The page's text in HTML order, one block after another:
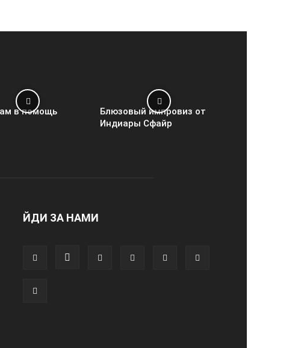
в помощь
Блюзовый импровиз от
Индиары Сфайр
ЙДИ ЗА НАМИ